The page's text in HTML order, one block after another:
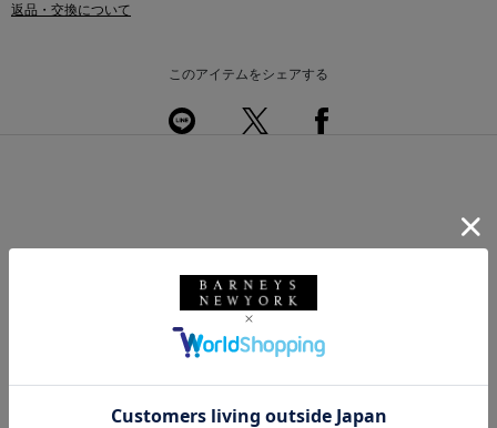
返品・交換について
このアイテムをシェアする
このアイテムを使用したスタイリング